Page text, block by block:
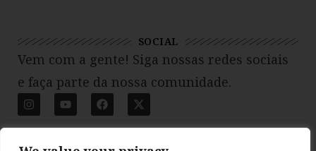
SOCIAL
Vem com a gente! Siga nossas redes sociais
e faça parte da nossa comunidade.